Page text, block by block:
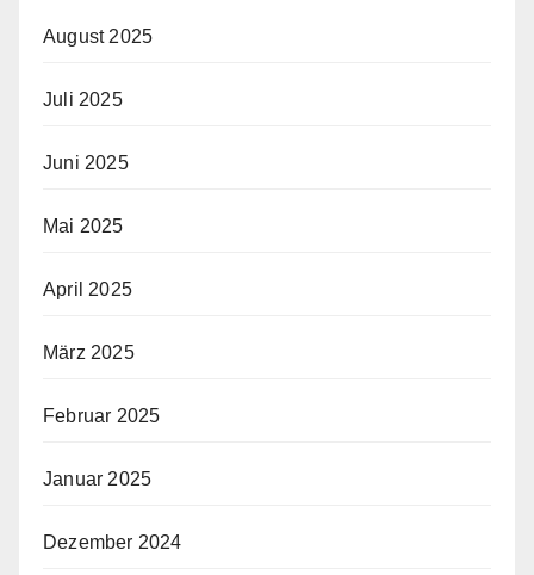
August 2025
Juli 2025
Juni 2025
Mai 2025
April 2025
März 2025
Februar 2025
Januar 2025
Dezember 2024